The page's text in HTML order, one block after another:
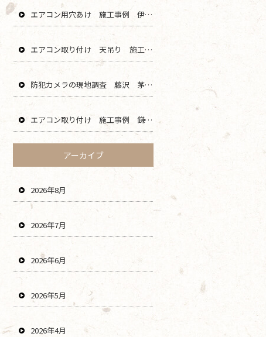
エアコン用穴あけ 施工事例 伊勢原 秦野 平塚 二宮 エリア
エアコン取り付け 天吊り 施工事例 海老名 厚木 大和 綾瀬 エリア
防犯カメラの現地調査 藤沢 茅ヶ崎 平塚 寒川 エリア
エアコン取り付け 施工事例 鎌倉 横浜 葉山 逗子 川崎 エリア
アーカイブ
2026年8月
2026年7月
2026年6月
2026年5月
2026年4月